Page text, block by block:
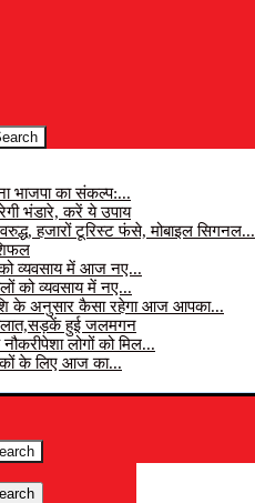
भाजपा का संकल्प:...
भंडारे, करें ये उपाय
हजारों टूरिस्ट फंसे, मोबाइल सिगनल...
व्यवसाय में आज नए...
को व्यवसाय में नए...
के अनुसार कैसा रहेगा आज आपका...
हुई जलमगन
लोगों को मिल...
के लिए आज का...